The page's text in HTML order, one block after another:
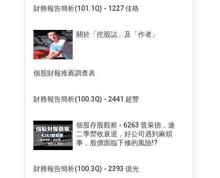
財務報告簡析(101.1Q) - 1227 佳格
關於「挖股誌」及「作者」
個股財報推薦調查表
財務報告簡析(100.3Q) - 2441 超豐
個股存股觀察 - 6263 普萊德，連
二季營收衰退，好公司遇到麻煩
事，股價面臨下修的風險!?
財務報告簡析(100.3Q) - 2393 億光